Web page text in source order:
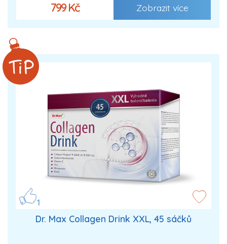
799 Kč Zobrazit více
1
Dr. Max Collagen Drink XXL, 45 sáčků